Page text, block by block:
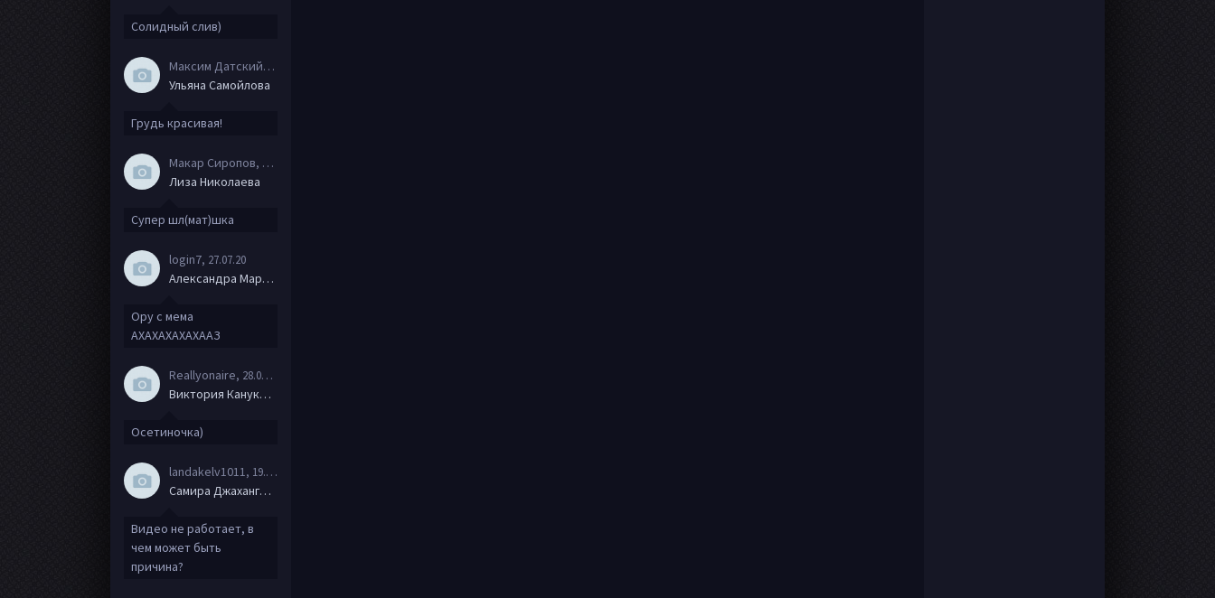
Солидный слив)
Максим Датский
, 15.08.20
Ульяна Самойлова
Грудь красивая!
Макар Сиропов, 08.08.20
Лиза Николаева
Супер шл(мат)шка
login7, 27.07.20
Александра Маркова
Ору с мема
АХАХАХАХАХААЗ
Reallyonaire, 28.06.20
Виктория Канукова
Осетиночка)
landakelv1011 , 19.06.20
Самира Джахангирова
Видео не работает, в
чем может быть
причина?